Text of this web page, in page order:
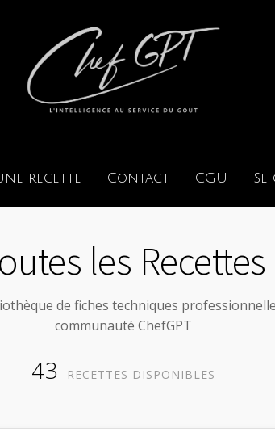
recette Contact CGU
les Recettes
de fiches techniques
communauté ChefGPT
43 RECETTES DISPONIBLES